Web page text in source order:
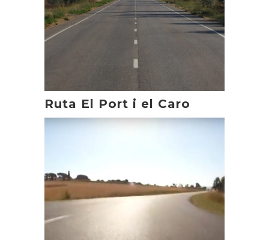
Ruta El Port i el Caro